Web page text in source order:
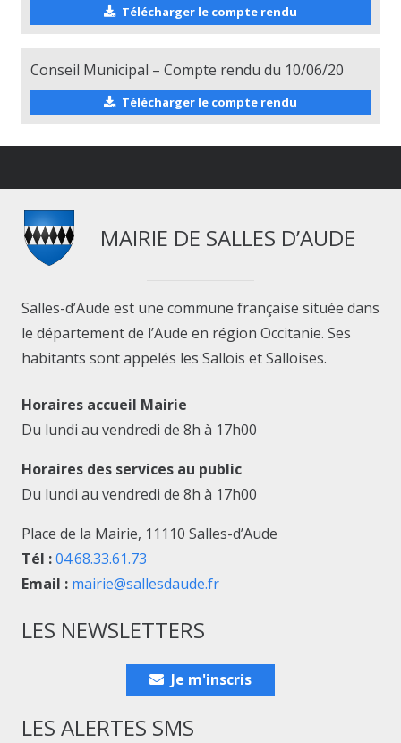
Télécharger le compte rendu
Conseil Municipal – Compte rendu du 10/06/20
Télécharger le compte rendu
MAIRIE DE SALLES D’AUDE
Salles-d’Aude est une commune française située dans
le département de l’Aude en région Occitanie. Ses
habitants sont appelés les Sallois et Salloises.
Horaires accueil Mairie
Du lundi au vendredi de 8h à 17h00
Horaires des services au public
Du lundi au vendredi de 8h à 17h00
Place de la Mairie, 11110 Salles-d’Aude
Tél :04.68.33.61.73
Email : mairie@sallesdaude.fr
LES NEWSLETTERS
Je m'inscris
LES ALERTES SMS